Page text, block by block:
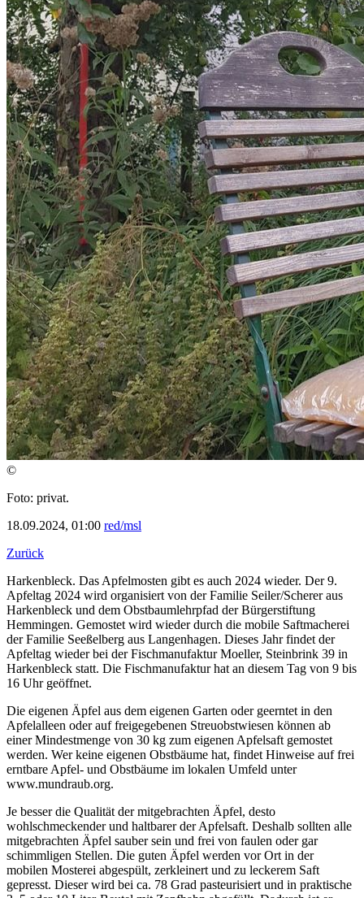
©
Foto: privat.
18.09.2024, 01:00 red/msl
Zurück
Harkenbleck. Das Apfelmosten gibt es auch 2024 wieder. Der 9.
Apfeltag 2024 wird organisiert von der Familie Seiler/Scherer aus
Harkenbleck und dem Obstbaumlehrpfad der Bürgerstiftung
Hemmingen. Gemostet wird wieder durch die mobile Saftmacherei
der Familie Seeßelberg aus Langenhagen. Dieses Jahr findet der
Apfeltag wieder bei der Fischmanufaktur Moeller, Steinbrink 39 in
Harkenbleck statt. Die Fischmanufaktur hat an diesem Tag von 9 bis
16 Uhr geöffnet.
Die eigenen Äpfel aus dem eigenen Garten oder geerntet in den
Apfelalleen oder auf freigegebenen Streuobstwiesen können ab
einer Mindestmenge von 30 kg zum eigenen Apfelsaft gemostet
werden. Wer keine eigenen Obstbäume hat, findet Hinweise auf frei
erntbare Apfel- und Obstbäume im lokalen Umfeld unter
www.mundraub.org.
Je besser die Qualität der mitgebrachten Äpfel, desto
wohlschmeckender und haltbarer der Apfelsaft. Deshalb sollten alle
mitgebrachten Äpfel sauber sein und frei von faulen oder gar
schimmligen Stellen. Die guten Äpfel werden vor Ort in der
mobilen Mosterei abgespült, zerkleinert und zu leckerem Saft
gepresst. Dieser wird bei ca. 78 Grad pasteurisiert und in praktische